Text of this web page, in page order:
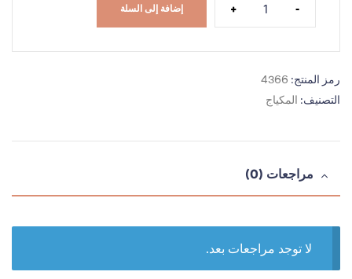
-
+ إضافة إلى السلة
رمز المنتج: 4366
التصنيف: المكياج
مراجعات (0)
لا توجد مراجعات بعد.